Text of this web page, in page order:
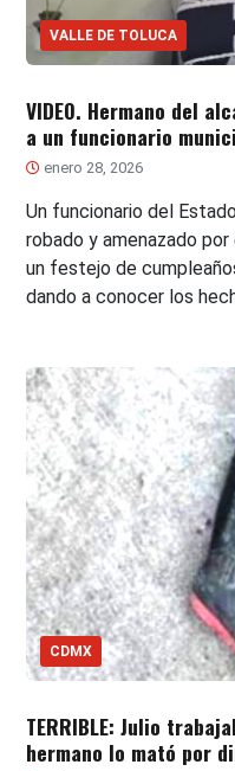
VALLE DE TOLUCA
VIDEO. Hermano del
a un funcionario
enero 28, 2026
Un funcionario del
robado y amenazado
un festejo de
dando a conocer los
CDMX
TERRIBLE: Julio
hermano lo mató por